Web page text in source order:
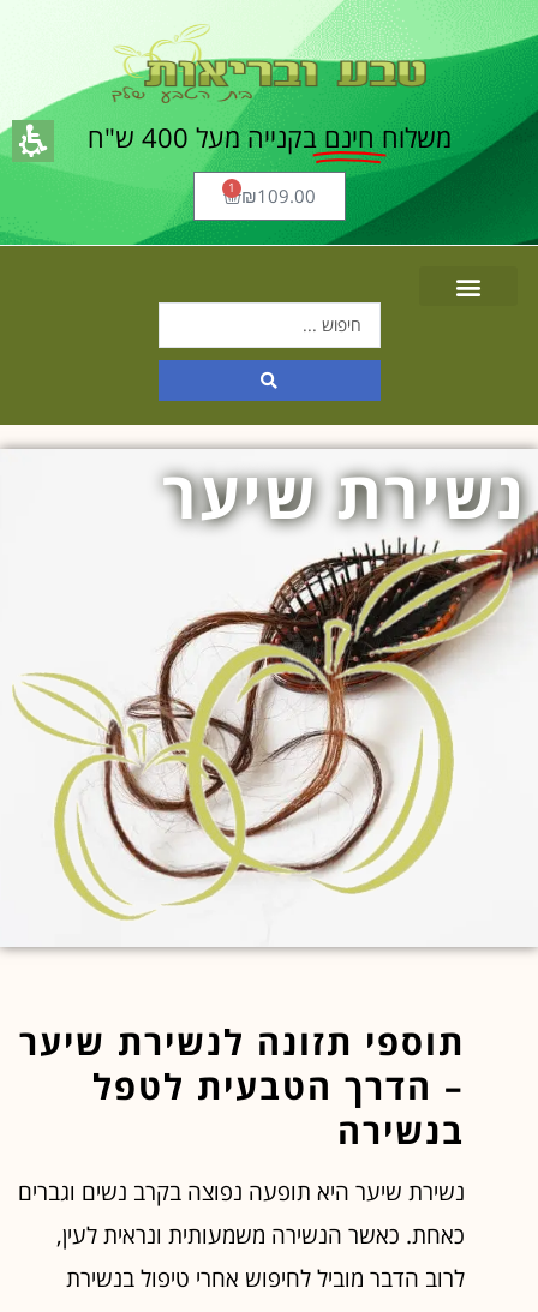
משלוח חינם בקנייה מעל 400 ש"ח
₪109.00
1
המרכזי,
באפשרותך
ללחוץ
אנטר
נשירת שיער
תוספי תזונה לנשירת שיער
– הדרך הטבעית לטפל
בנשירה
נשירת שיער היא תופעה נפוצה בקרב נשים וגברים
כאחת. כאשר הנשירה משמעותית ונראית לעין,
לרוב הדבר מוביל לחיפוש אחרי טיפול בנשירת